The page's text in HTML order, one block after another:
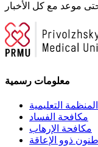
معلومات رسمية
التعليمية
مكافحة الفساد
مكافحة الإرهاب
ذوو الإعاقة